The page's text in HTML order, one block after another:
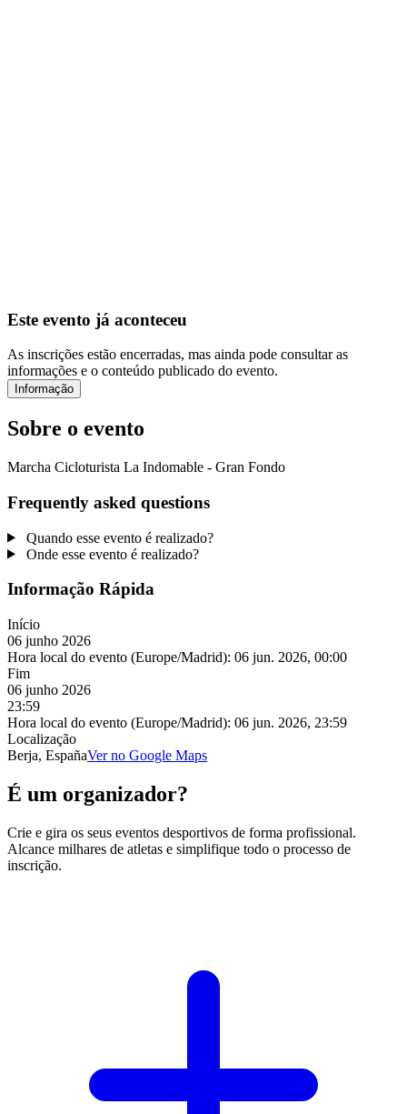
Este evento já aconteceu
As inscrições estão encerradas, mas ainda pode consultar as
informações e o conteúdo publicado do evento.
Informação
Sobre o evento
Marcha Cicloturista La Indomable - Gran Fondo
Frequently asked questions
Quando esse evento é realizado?
Onde esse evento é realizado?
Informação Rápida
Início
06 junho 2026
Hora local do evento (Europe/Madrid): 06 jun. 2026, 00:00
Fim
06 junho 2026
23:59
Hora local do evento (Europe/Madrid): 06 jun. 2026, 23:59
Localização
Berja, EspañaVer no Google Maps
É um organizador?
Crie e gira os seus eventos desportivos de forma profissional.
Alcance milhares de atletas e simplifique todo o processo de
inscrição.